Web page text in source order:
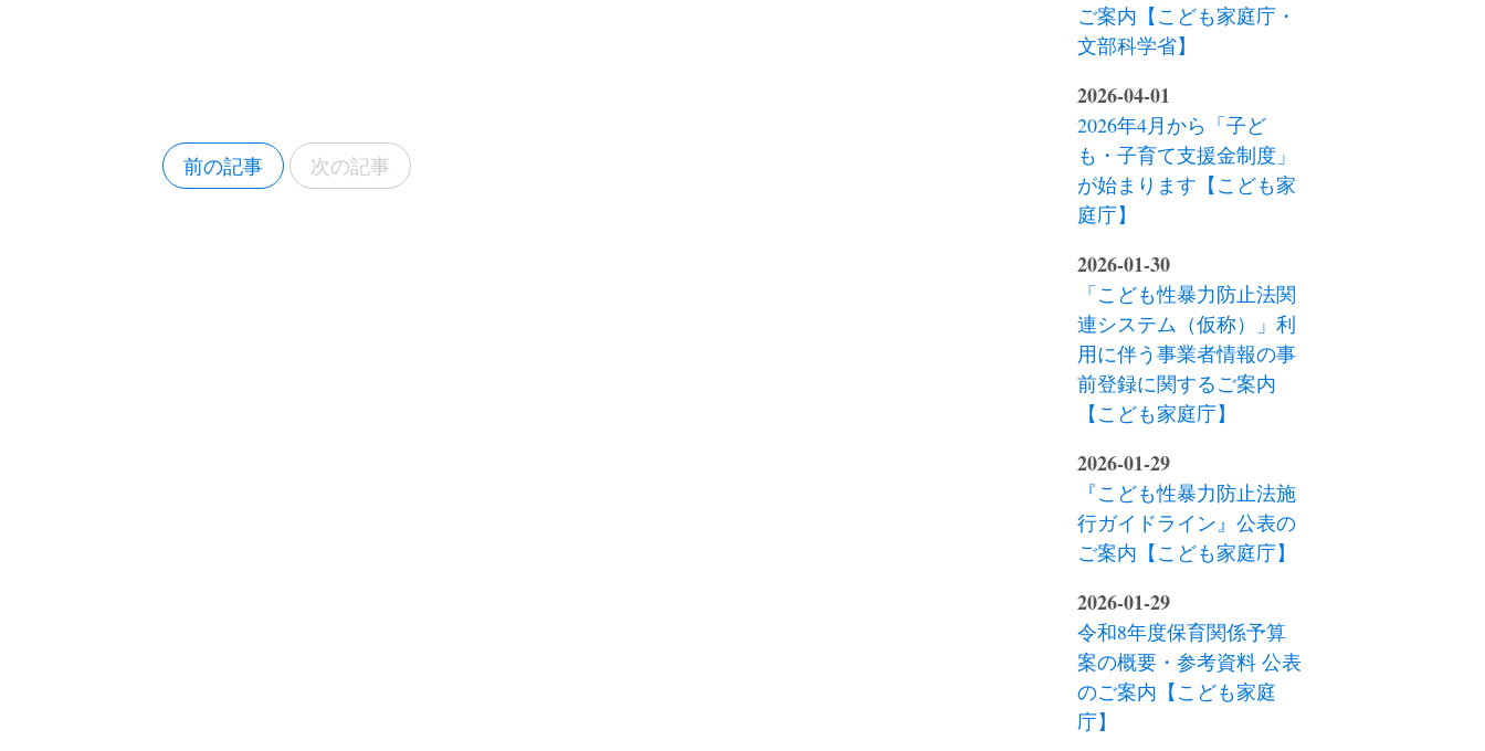
前の記事 次の記事
ご案内【こども家庭庁・
文部科学省】
2026-04-01
2026年4月から「子ど
も・子育て支援金制度」
が始まります【こども家
庭庁】
2026-01-30
「こども性暴力防止法関
連システム（仮称）」利
用に伴う事業者情報の事
前登録に関するご案内
【こども家庭庁】
2026-01-29
『こども性暴力防止法施
行ガイドライン』公表の
ご案内【こども家庭庁】
2026-01-29
令和8年度保育関係予算
案の概要・参考資料 公表
のご案内【こども家庭
庁】